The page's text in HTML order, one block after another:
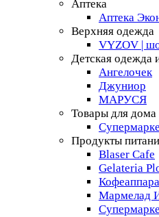
Аптека
Аптека
Верхняя одежда
VYZOV |
Детская одежда
Ангелочек
Джуниор
МАРУСЯ
Товары для дома
Продукты
Blaser Cafe
Gelateria
Мармелад